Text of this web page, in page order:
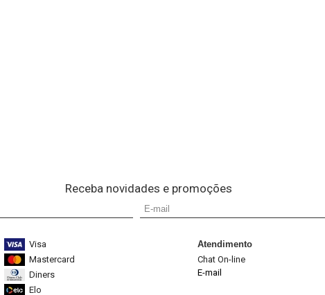
Receba novidades e promoções
Visa
Mastercard
Diners
Elo
Atendimento
Chat On-line
E-mail